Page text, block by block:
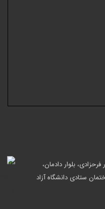
بلوار دادمان،
ثقفی، پلاک ۱۶، ساختمان ستادی دانشگاه آزاد